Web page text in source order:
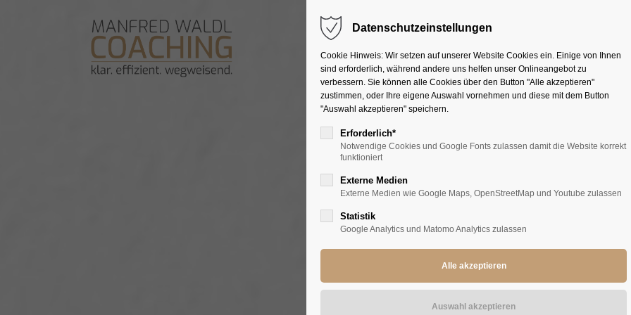
Der Eintrag "offcanvas-col1" existiert
leider nicht.
Der Eintrag "offcanvas-col2" existiert
leider nicht.
Der Eintrag "offcanvas-col3"
leider nicht.
Datenschutzeinstellungen
Cookie Hinweis: Wir setzen auf unserer Website Cookies ein. Einige von Ihnen
sind erforderlich, während andere uns helfen unser Onlineangebot zu
verbessern. Sie können alle Cookies über den Button "Alle akzeptieren"
zustimmen, oder Ihre eigene Auswahl vornehmen und diese mit dem Button
"Auswahl akzeptieren" speichern.
Erforderlich*
Notwendige Cookies und Google Fonts zulassen damit die Website korrekt
funktioniert
Externe Medien
Externe Medien wie Google Maps, OpenStreetMap und Youtube zulassen
Statistik
Google Analytics und Matomo Analytics zulassen